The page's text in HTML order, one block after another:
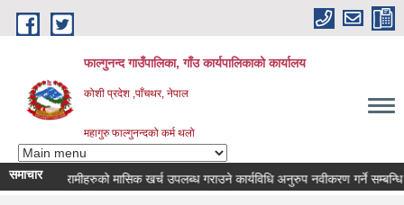
Skip to main content
फाल्गुनन्द गाउँपालिका, गाँउ कार्यपालिकाको कार्यालय
कोशी प्रदेश ,पाँचथर, नेपाल
महागुरु फाल्गुनन्दको कर्म थलो
समाचार
रोगका विरामीहरुको मासिक खर्च उपलब्ध गराउने कार्यविधि अनुरुप नवीकरण गर्ने सम्बन्धि